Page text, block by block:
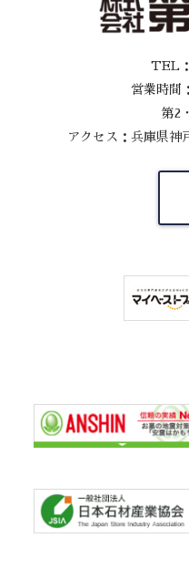
TEL
営業時間
第2
アクセス：兵庫県神